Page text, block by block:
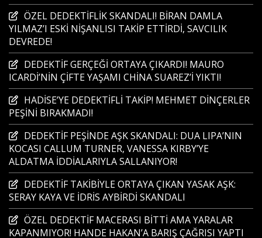
ÖZEL DEDEKTİFLİK SKANDALI! BİRAN DAMLA
YILMAZ’I ESKİ NİŞANLISI TAKİP ETTİRDİ, SAVCILIK
DEVREDE!
DEDEKTİF GERÇEĞİ ORTAYA ÇIKARDI! MAURO
ICARDİ’NİN ÇİFTE YAŞAMI CHİNA SUAREZ’İ YIKTI!
HADİSE’YE DEDEKTİFLİ TAKİP! MEHMET DİNÇERLER
PEŞİNİ BIRAKMADI!
DEDEKTİF PEŞİNDE AŞK SKANDALI: DUA LIPA’NIN
KOCASI CALLUM TURNER, VANESSA KIRBY’YE
ALDATMA İDDİALARIYLA SALLANIYOR!
DEDEKTİF TAKİBİYLE ORTAYA ÇIKAN YASAK AŞK:
SERAY KAYA VE İDRİS AYBİRDİ SKANDALI
ÖZEL DEDEKTİF MACERASI BİTTİ AMA YARALAR
KAPANMIYOR! HANDE HAKAN’A BARIŞ ÇAĞRISI YAPTI